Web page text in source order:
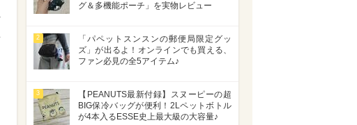
グ＆多機能ポーチ」を実物レビュー
2
「パペットスンスンの郵便局限定グッ
ズ」が出るよ！オンラインでも買える、
ファン必見の全5アイテム♪
3
【PEANUTS最新付録】スヌーピーの超
BIG保冷バッグが便利！2Lペットボトル
が4本入るESSE史上最大級の大容量♪